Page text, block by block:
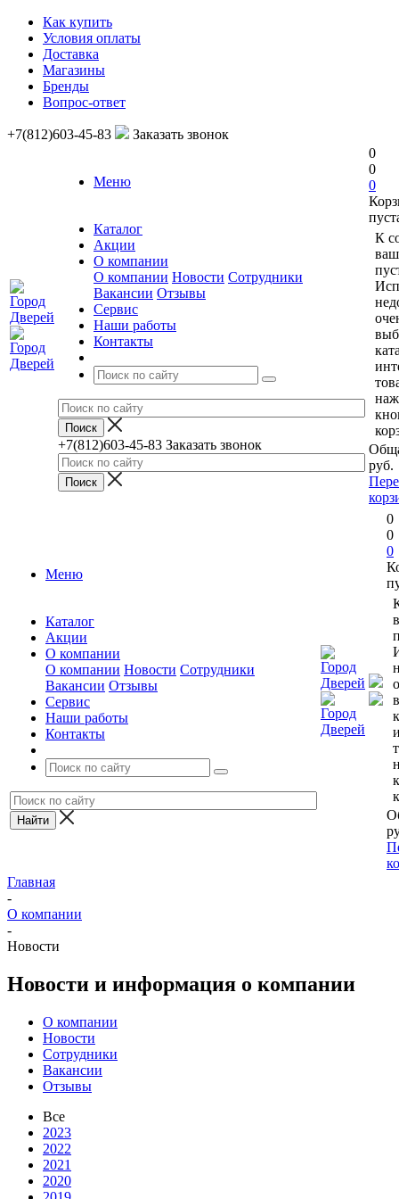
Как купить
Условия оплаты
Доставка
Магазины
Бренды
Вопрос-ответ
+7(812)603-45-83 Заказать звонок
Меню
Каталог
Акции
О компании
О компании Новости Сотрудники
Вакансии Отзывы
Сервис
Наши работы
Контакты
+7(812)603-45-83 Заказать звонок
0
0
0
К
руб.
Меню
Каталог
Акции
О компании
О компании Новости Сотрудники
Вакансии Отзывы
Сервис
Наши работы
Контакты
0
0
0
Главная
-
О компании
-
Новости
Новости и информация о компании
О компании
Новости
Сотрудники
Вакансии
Отзывы
Все
2023
2022
2021
2020